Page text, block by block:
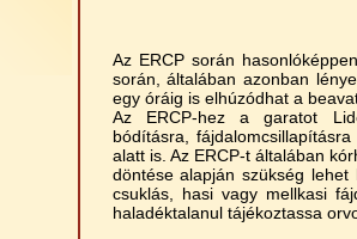
Az ERCP során
során, általában azonban
egy óráig is elhúzódhat a
Az ERCP-hez a garatot
bódításra,
alatt is. Az ERCP-t általában
döntése alapján szükség
csuklás, hasi vagy mellkasi
haladéktalanul tájékoztassa